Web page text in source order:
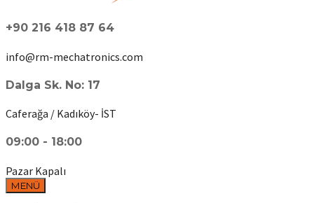
+90 216 418 87 64
info@rm-mechatronics.com
Dalga Sk. No: 17
Caferağa / Kadıköy- İST
09:00 - 18:00
Pazar Kapalı
MENÜ